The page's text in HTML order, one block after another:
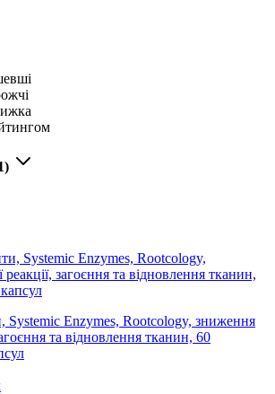
Systemic Enzymes, Rootcology, зниження
та відновлення тканин, 60